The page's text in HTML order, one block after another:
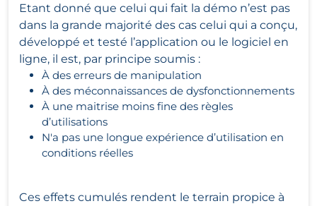
Etant donné que celui qui fait la démo n’est pas
dans la grande majorité des cas celui qui a conçu,
développé et testé l’application ou le logiciel en
ligne, il est, par principe soumis :
À des erreurs de manipulation
À des méconnaissances de dysfonctionnements
À une maitrise moins fine des règles
d’utilisations
N'a pas une longue expérience d’utilisation en
conditions réelles
Ces effets cumulés rendent le terrain propice à